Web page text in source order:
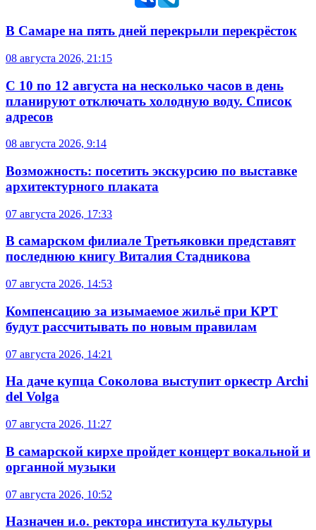
В Самаре на пять дней перекрыли перекрёсток
08 августа 2026, 21:15
С 10 по 12 августа на несколько часов в день
планируют отключать холодную воду. Список
адресов
08 августа 2026, 9:14
Возможность: посетить экскурсию по выставке
архитектурного плаката
07 августа 2026, 17:33
В самарском филиале Третьяковки представят
последнюю книгу Виталия Стадникова
07 августа 2026, 14:53
Компенсацию за изымаемое жильё при КРТ
будут рассчитывать по новым правилам
07 августа 2026, 14:21
На даче купца Соколова выступит оркестр Archi
del Volga
07 августа 2026, 11:27
В самарской кирхе пройдет концерт вокальной и
органной музыки
07 августа 2026, 10:52
Назначен и.о. ректора института культуры